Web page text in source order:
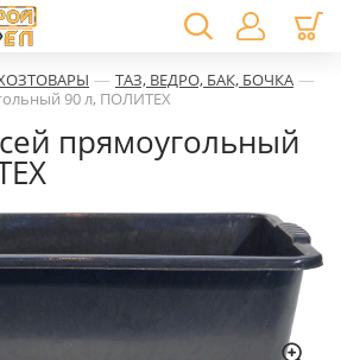
— ТАЗ, ВЕДРО, БАК, БОЧКА —
90 л, ПОЛИТЕХ
прямоугольный